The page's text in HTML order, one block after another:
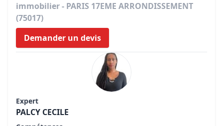
immobilier - PARIS 17EME ARRONDISSEMENT
(75017)
Demander un devis
Expert
PALCY CECILE